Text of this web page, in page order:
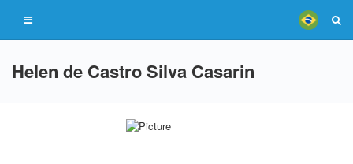
Helen de Castro Silva Casarin